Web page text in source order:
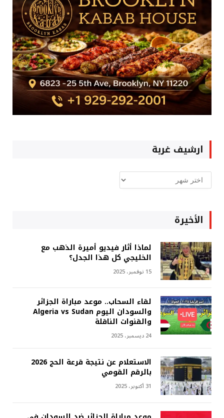
ارشيف غربة
ارشيف
غربة
الأخيرة
لماذا أثار فيديو أميرة الذهب مع
الخليجي كل هذا الجدل؟
15 نوفمبر، 2025
لقاء السحاب.. موعد مباراة الجزائر
والسودان اليوم Algeria vs Sudan
والقنوات الناقلة
24 ديسمبر، 2025
الاستعلام عن نتيجة قرعة الحج 2026
بالرقم القومي
31 أكتوبر، 2025